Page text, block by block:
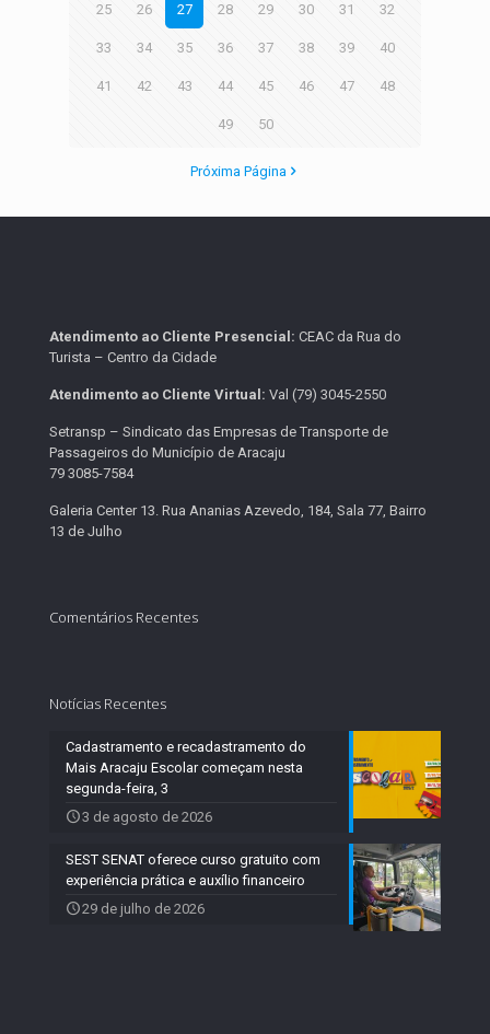
25 26 27 28 29 30 31 32
33 34 35 36 37 38 39 40
41 42 43 44 45 46 47 48
49 50
Próxima Página
Atendimento ao Cliente Presencial: CEAC da Rua do
Turista – Centro da Cidade
Atendimento ao Cliente Virtual: Val (79) 3045-2550
Setransp – Sindicato das Empresas de Transporte de
Passageiros do Município de Aracaju
79 3085-7584
Galeria Center 13. Rua Ananias Azevedo, 184, Sala 77, Bairro
13 de Julho
Comentários Recentes
Notícias Recentes
Cadastramento e recadastramento do
Mais Aracaju Escolar começam nesta
segunda-feira, 3
3 de agosto de 2026
SEST SENAT oferece curso gratuito com
experiência prática e auxílio financeiro
29 de julho de 2026